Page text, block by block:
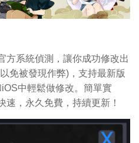
方系統偵測，讓你成功修改出
免被發現作弊)，支持最新版
中輕鬆做修改。簡單實
速，永久免費，持續更新！